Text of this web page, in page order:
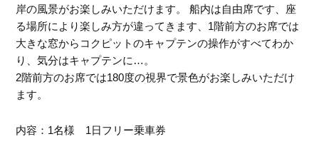
岸の風景がお楽しみいただけます。 船内は自由席です、座
る場所により楽しみ方が違ってきます、1階前方のお席では
大きな窓からコクピットのキャプテンの操作がすべてわか
り、気分はキャプテンに…。
2階前方のお席では180度の視界で景色がお楽しみいただけ
ます。
内容：1名様 1日フリー乗車券